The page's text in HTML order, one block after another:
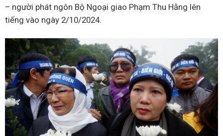
– người phát ngôn Bộ Ngoại giao Phạm Thu Hằng lên
tiếng vào ngày 2/10/2024.